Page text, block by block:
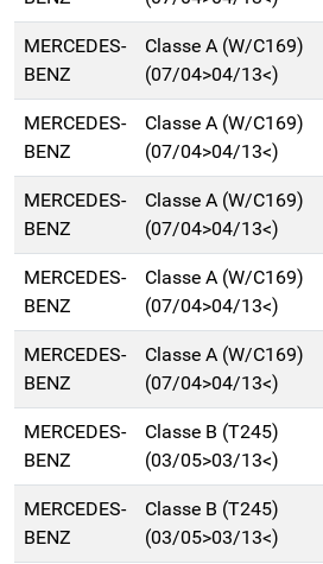
MERCEDES-
BENZ
Classe A (W/C169)
(07/04>04/13<)
MERCEDES-
BENZ
Classe A (W/C169)
(07/04>04/13<)
MERCEDES-
BENZ
Classe A (W/C169)
(07/04>04/13<)
MERCEDES-
BENZ
Classe A (W/C169)
(07/04>04/13<)
MERCEDES-
BENZ
Classe A (W/C169)
(07/04>04/13<)
MERCEDES-
BENZ
Classe B (T245)
(03/05>03/13<)
MERCEDES-
BENZ
Classe B (T245)
(03/05>03/13<)